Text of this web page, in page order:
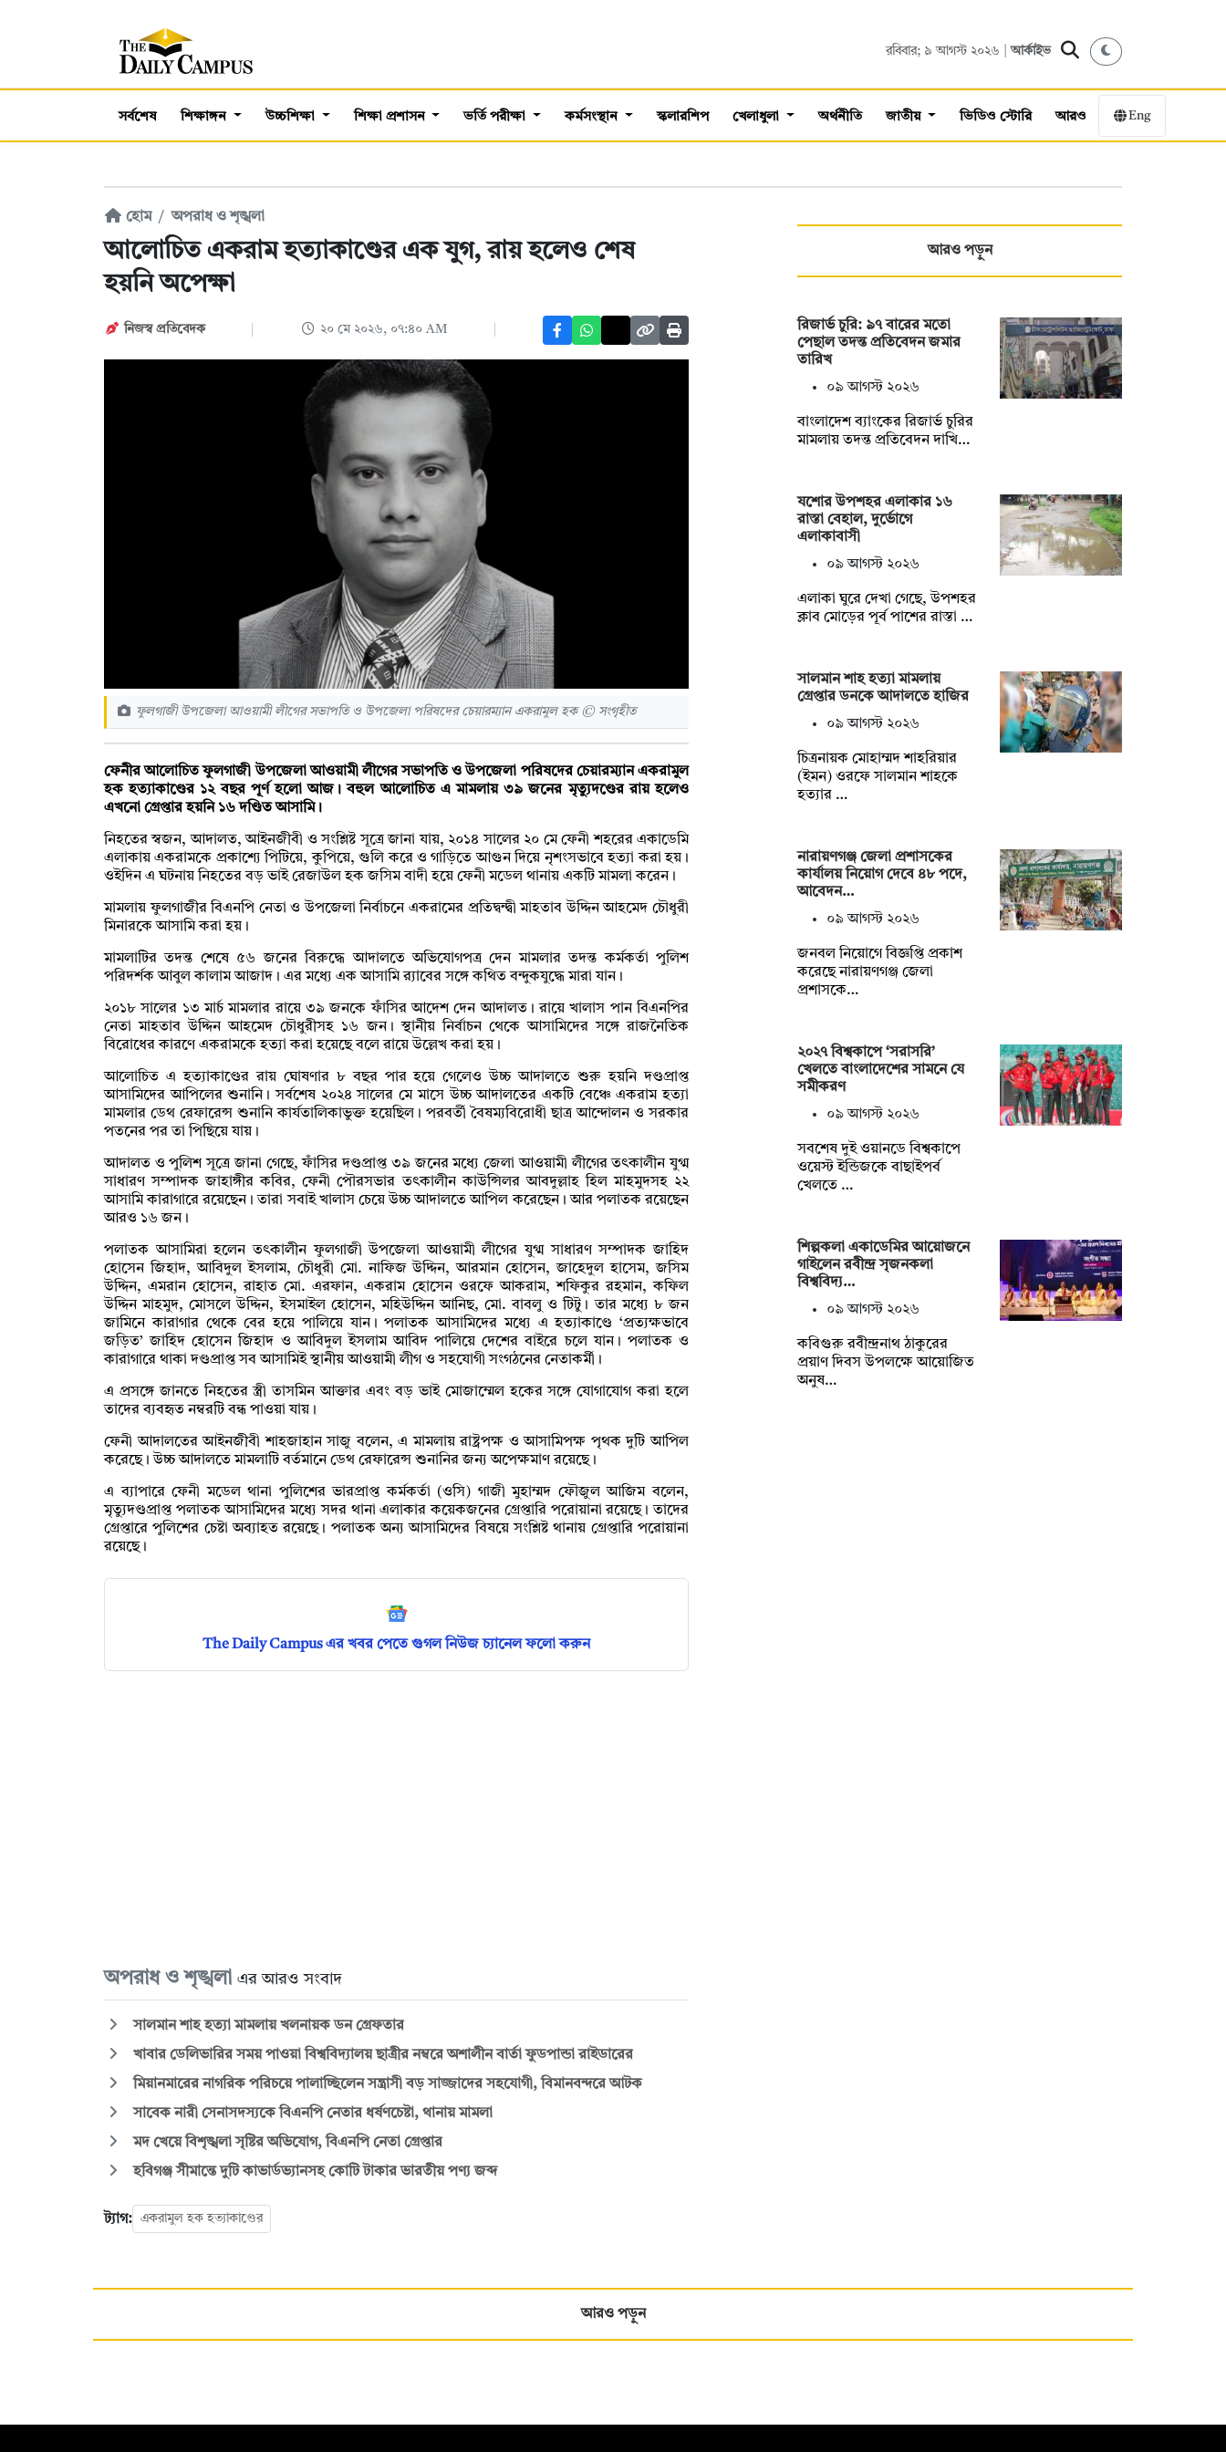
রবিবার; ৯ আগস্ট ২০২৬ |আর্কাইভ
সর্বশেষ শিক্ষাঙ্গন উচ্চশিক্ষা শিক্ষা প্রশাসন ভর্তি পরীক্ষা কর্মসংস্থান স্কলারশিপ খেলাধুলা অর্থনীতি জাতীয় ভিডিও স্টোরি আরও Eng
হোম অপরাধ ও শৃঙ্খলা
আলোচিত একরাম হত্যাকাণ্ডের এক যুগ, রায় হলেও শেষ
হয়নি অপেক্ষা
নিজস্ব প্রতিবেদক ২০ মে ২০২৬, ০৭:৪০ AM
ফুলগাজী উপজেলা আওয়ামী লীগের সভাপতি ও উপজেলা পরিষদের চেয়ারম্যান একরামুল হক © সংগৃহীত
ফেনীর আলোচিত ফুলগাজী উপজেলা আওয়ামী লীগের সভাপতি ও উপজেলা পরিষদের চেয়ারম্যান একরামুল
হক হত্যাকাণ্ডের ১২ বছর পূর্ণ হলো আজ। বহুল আলোচিত এ মামলায় ৩৯ জনের মৃত্যুদণ্ডের রায় হলেও
এখনো গ্রেপ্তার হয়নি ১৬ দণ্ডিত আসামি।
নিহতের স্বজন, আদালত, আইনজীবী ও সংশ্লিষ্ট সূত্রে জানা যায়, ২০১৪ সালের ২০ মে ফেনী শহরের একাডেমি
এলাকায় একরামকে প্রকাশ্যে পিটিয়ে, কুপিয়ে, গুলি করে ও গাড়িতে আগুন দিয়ে নৃশংসভাবে হত্যা করা হয়।
ওইদিন এ ঘটনায় নিহতের বড় ভাই রেজাউল হক জসিম বাদী হয়ে ফেনী মডেল থানায় একটি মামলা করেন।
মামলায় ফুলগাজীর বিএনপি নেতা ও উপজেলা নির্বাচনে একরামের প্রতিদ্বন্দ্বী মাহতাব উদ্দিন আহমেদ চৌধুরী
মিনারকে আসামি করা হয়।
মামলাটির তদন্ত শেষে ৫৬ জনের বিরুদ্ধে আদালতে অভিযোগপত্র দেন মামলার তদন্ত কর্মকর্তা পুলিশ
পরিদর্শক আবুল কালাম আজাদ। এর মধ্যে এক আসামি র‍্যাবের সঙ্গে কথিত বন্দুকযুদ্ধে মারা যান।
২০১৮ সালের ১৩ মার্চ মামলার রায়ে ৩৯ জনকে ফাঁসির আদেশ দেন আদালত। রায়ে খালাস পান বিএনপির
নেতা মাহতাব উদ্দিন আহমেদ চৌধুরীসহ ১৬ জন। স্থানীয় নির্বাচন থেকে আসামিদের সঙ্গে রাজনৈতিক
বিরোধের কারণে একরামকে হত্যা করা হয়েছে বলে রায়ে উল্লেখ করা হয়।
আলোচিত এ হত্যাকাণ্ডের রায় ঘোষণার ৮ বছর পার হয়ে গেলেও উচ্চ আদালতে শুরু হয়নি দণ্ডপ্রাপ্ত
আসামিদের আপিলের শুনানি। সর্বশেষ ২০২৪ সালের মে মাসে উচ্চ আদালতের একটি বেঞ্চে একরাম হত্যা
মামলার ডেথ রেফারেন্স শুনানি কার্যতালিকাভুক্ত হয়েছিল। পরবর্তী বৈষম্যবিরোধী ছাত্র আন্দোলন ও সরকার
পতনের পর তা পিছিয়ে যায়।
আদালত ও পুলিশ সূত্রে জানা গেছে, ফাঁসির দণ্ডপ্রাপ্ত ৩৯ জনের মধ্যে জেলা আওয়ামী লীগের তৎকালীন যুগ্ম
সাধারণ সম্পাদক জাহাঙ্গীর কবির, ফেনী পৌরসভার তৎকালীন কাউন্সিলর আবদুল্লাহ হিল মাহমুদসহ ২২
আসামি কারাগারে রয়েছেন। তারা সবাই খালাস চেয়ে উচ্চ আদালতে আপিল করেছেন। আর পলাতক রয়েছেন
আরও ১৬ জন।
পলাতক আসামিরা হলেন তৎকালীন ফুলগাজী উপজেলা আওয়ামী লীগের যুগ্ম সাধারণ সম্পাদক জাহিদ
হোসেন জিহাদ, আবিদুল ইসলাম, চৌধুরী মো. নাফিজ উদ্দিন, আরমান হোসেন, জাহেদুল হাসেম, জসিম
উদ্দিন, এমরান হোসেন, রাহাত মো. এরফান, একরাম হোসেন ওরফে আকরাম, শফিকুর রহমান, কফিল
উদ্দিন মাহমুদ, মোসলে উদ্দিন, ইসমাইল হোসেন, মহিউদ্দিন আনিছ, মো. বাবলু ও টিটু। তার মধ্যে ৮ জন
জামিনে কারাগার থেকে বের হয়ে পালিয়ে যান। পলাতক আসামিদের মধ্যে এ হত্যাকাণ্ডে ‘প্রত্যক্ষভাবে
জড়িত’ জাহিদ হোসেন জিহাদ ও আবিদুল ইসলাম আবিদ পালিয়ে দেশের বাইরে চলে যান। পলাতক ও
কারাগারে থাকা দণ্ডপ্রাপ্ত সব আসামিই স্থানীয় আওয়ামী লীগ ও সহযোগী সংগঠনের নেতাকর্মী।
এ প্রসঙ্গে জানতে নিহতের স্ত্রী তাসমিন আক্তার এবং বড় ভাই মোজাম্মেল হকের সঙ্গে যোগাযোগ করা হলে
তাদের ব্যবহৃত নম্বরটি বন্ধ পাওয়া যায়।
ফেনী আদালতের আইনজীবী শাহজাহান সাজু বলেন, এ মামলায় রাষ্ট্রপক্ষ ও আসামিপক্ষ পৃথক দুটি আপিল
করেছে। উচ্চ আদালতে মামলাটি বর্তমানে ডেথ রেফারেন্স শুনানির জন্য অপেক্ষমাণ রয়েছে।
এ ব্যাপারে ফেনী মডেল থানা পুলিশের ভারপ্রাপ্ত কর্মকর্তা (ওসি) গাজী মুহাম্মদ ফৌজুল আজিম বলেন,
মৃত্যুদণ্ডপ্রাপ্ত পলাতক আসামিদের মধ্যে সদর থানা এলাকার কয়েকজনের গ্রেপ্তারি পরোয়ানা রয়েছে। তাদের
গ্রেপ্তারে পুলিশের চেষ্টা অব্যাহত রয়েছে। পলাতক অন্য আসামিদের বিষয়ে সংশ্লিষ্ট থানায় গ্রেপ্তারি পরোয়ানা
রয়েছে।
The Daily Campus এর খবর পেতে গুগল নিউজ চ্যানেল ফলো করুন
অপরাধ ও শৃঙ্খলা এর আরও সংবাদ
সালমান শাহ হত্যা মামলায় খলনায়ক ডন গ্রেফতার
খাবার ডেলিভারির সময় পাওয়া বিশ্ববিদ্যালয় ছাত্রীর নম্বরে অশালীন বার্তা ফুডপান্ডা রাইডারের
মিয়ানমারের নাগরিক পরিচয়ে পালাচ্ছিলেন সন্ত্রাসী বড় সাজ্জাদের সহযোগী, বিমানবন্দরে আটক
সাবেক নারী সেনাসদস্যকে বিএনপি নেতার ধর্ষণচেষ্টা, থানায় মামলা
মদ খেয়ে বিশৃঙ্খলা সৃষ্টির অভিযোগ, বিএনপি নেতা গ্রেপ্তার
হবিগঞ্জ সীমান্তে দুটি কাভার্ডভ্যানসহ কোটি টাকার ভারতীয় পণ্য জব্দ
ট্যাগ: একরামুল হক হত্যাকাণ্ডের
আরও পড়ুন
রিজার্ভ চুরি: ৯৭ বারের মতো
পেছাল তদন্ত প্রতিবেদন জমার
তারিখ
০৯ আগস্ট ২০২৬
বাংলাদেশ ব্যাংকের রিজার্ভ চুরির
মামলায় তদন্ত প্রতিবেদন দাখি…
যশোর উপশহর এলাকার ১৬
রাস্তা বেহাল, দুর্ভোগে
এলাকাবাসী
০৯ আগস্ট ২০২৬
এলাকা ঘুরে দেখা গেছে, উপশহর
ক্লাব মোড়ের পূর্ব পাশের রাস্তা …
সালমান শাহ হত্যা মামলায়
গ্রেপ্তার ডনকে আদালতে হাজির
০৯ আগস্ট ২০২৬
চিত্রনায়ক মোহাম্মদ শাহরিয়ার
(ইমন) ওরফে সালমান শাহকে
হত্যার …
নারায়ণগঞ্জ জেলা প্রশাসকের
কার্যালয় নিয়োগ দেবে ৪৮ পদে,
আবেদন…
০৯ আগস্ট ২০২৬
জনবল নিয়োগে বিজ্ঞপ্তি প্রকাশ
করেছে নারায়ণগঞ্জ জেলা
প্রশাসকে…
২০২৭ বিশ্বকাপে ‘সরাসরি’
খেলতে বাংলাদেশের সামনে যে
সমীকরণ
০৯ আগস্ট ২০২৬
সবশেষ দুই ওয়ানডে বিশ্বকাপে
ওয়েস্ট ইন্ডিজকে বাছাইপর্ব
খেলতে …
শিল্পকলা একাডেমির আয়োজনে
গাইলেন রবীন্দ্র সৃজনকলা
বিশ্ববিদ্য…
০৯ আগস্ট ২০২৬
কবিগুরু রবীন্দ্রনাথ ঠাকুরের
প্রয়াণ দিবস উপলক্ষে আয়োজিত
অনুষ…
আরও পড়ুন